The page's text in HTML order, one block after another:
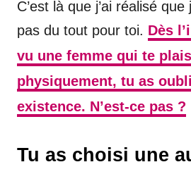
C’est là que j’ai réalisé
pas du tout pour toi. Dès
vu une femme qui te
physiquement, tu as
existence. N’est-ce pas ?
Tu as choisi une